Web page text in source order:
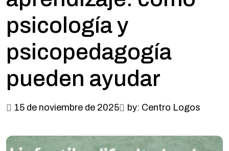
psicología y
psicopedagogía
pueden ayudar
15 de noviembre de 2025 by: Centro Logos